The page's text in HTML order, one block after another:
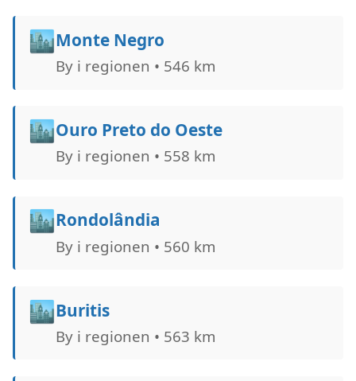
🏙️Monte Negro
By i regionen • 546 km
🏙️Ouro Preto do Oeste
By i regionen • 558 km
🏙️Rondolândia
By i regionen • 560 km
🏙️Buritis
By i regionen • 563 km